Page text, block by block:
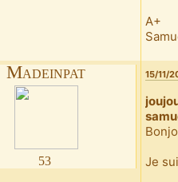
A+
Madeinpat
53
15/11/
Je